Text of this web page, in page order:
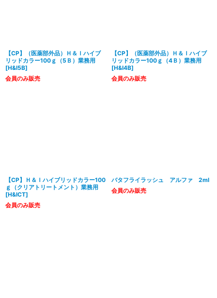
【CP】（医薬部外品）Ｈ＆Ｉハイブ
リッドカラー100ｇ（5Ｂ）業務用
[H&I5B]
会員のみ販売
【CP】（医薬部外品）Ｈ＆Ｉハイブ
リッドカラー100ｇ（4Ｂ）業務用
[H&I4B]
会員のみ販売
【CP】Ｈ＆Ｉハイブリッドカラー100
ｇ（クリアトリートメント）業務用
[H&ICT]
会員のみ販売
バタフライラッシュ アルファ 2ml
会員のみ販売